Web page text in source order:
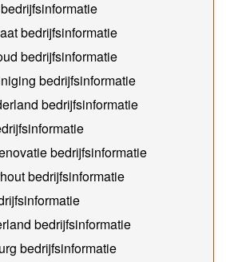
bedrijfsinformatie
bedrijfsinformatie
bedrijfsinformatie
bedrijfsinformatie
bedrijfsinformatie
bedrijfsinformatie
bedrijfsinformatie
bedrijfsinformatie